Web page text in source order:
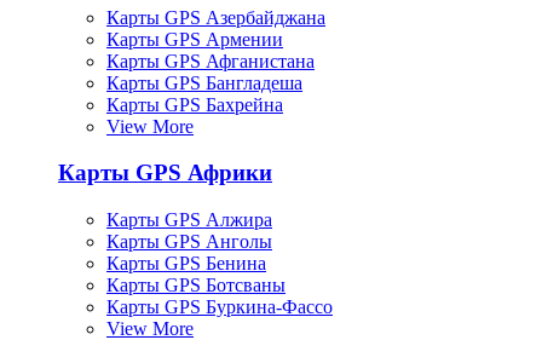
Карты GPS Азербайджана
Карты GPS Армении
Карты GPS Афганистана
Карты GPS Бангладеша
Карты GPS Бахрейна
View More
Карты GPS Африки
Карты GPS Алжира
Карты GPS Анголы
Карты GPS Бенина
Карты GPS Ботсваны
Карты GPS Буркина-Фассо
View More